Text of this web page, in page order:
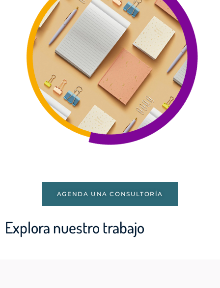
AGENDA UNA CONSULTORÍA
Explora nuestro trabajo